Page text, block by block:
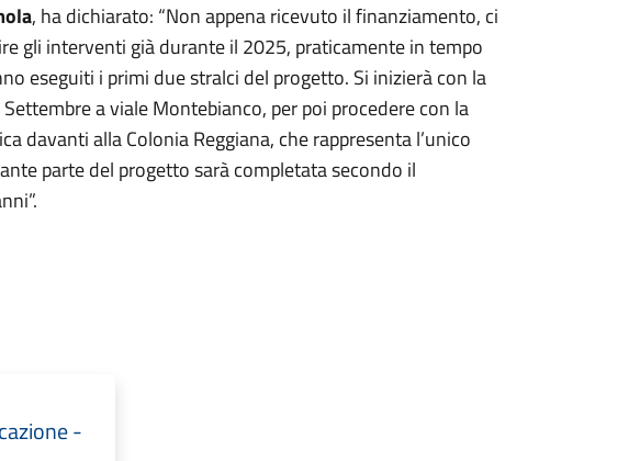
, ha dichiarato: “Non appena ricevuto il finanziamento, ci
gli interventi già durante il 2025, praticamente in tempo
eseguiti i primi due stralci del progetto. Si inizierà con la
a viale Montebianco, per poi procedere con la
davanti alla Colonia Reggiana, che rappresenta l’unico
parte del progetto sarà completata secondo il
-